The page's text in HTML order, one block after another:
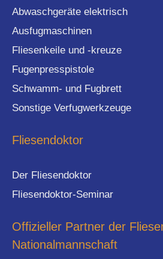
Abwaschgeräte elektrisch
Ausfugmaschinen
Fliesenkeile und -kreuze
Fugenpresspistole
Schwamm- und Fugbrett
Sonstige Verfugwerkzeuge
Fliesendoktor
Der Fliesendoktor
Fliesendoktor-Seminar
Offizieller Partner der
Nationalmannschaft